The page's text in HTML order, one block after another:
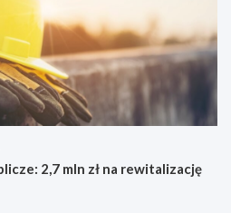
2,7 mln zł na rewitalizację